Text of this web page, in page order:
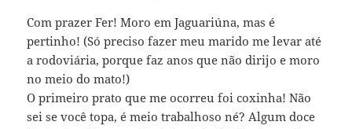
Com prazer Fer! Moro em Jaguariúna, mas é
pertinho! (Só preciso fazer meu marido me levar até
a rodoviária, porque faz anos que não dirijo e moro
no meio do mato!)
O primeiro prato que me ocorreu foi coxinha! Não
sei se você topa, é meio trabalhoso né? Algum doce